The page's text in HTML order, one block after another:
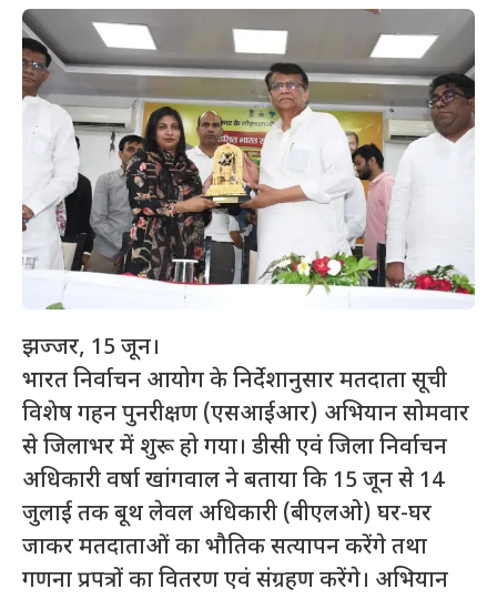
झज्जर, 15 जून।
भारत निर्वाचन आयोग के निर्देशानुसार मतदाता सूची
विशेष गहन पुनरीक्षण (एसआईआर) अभियान सोमवार
से जिलाभर में शुरू हो गया। डीसी एवं जिला निर्वाचन
अधिकारी वर्षा खांगवाल ने बताया कि 15 जून से 14
जुलाई तक बूथ लेवल अधिकारी (बीएलओ) घर-घर
जाकर मतदाताओं का भौतिक सत्यापन करेंगे तथा
गणना प्रपत्रों का वितरण एवं संग्रहण करेंगे। अभियान